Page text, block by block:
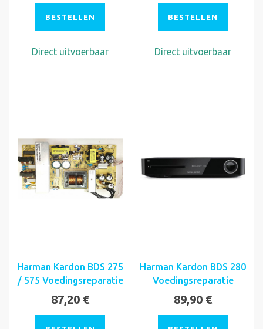
BESTELLEN
Direct uitvoerbaar
BESTELLEN
Direct uitvoerbaar
Harman Kardon BDS 275
/ 575 Voedingsreparatie
87,20 €
Harman Kardon BDS 280
Voedingsreparatie
89,90 €